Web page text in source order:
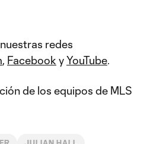
redes
, Facebook yYouTube.
de los equipos de MLS